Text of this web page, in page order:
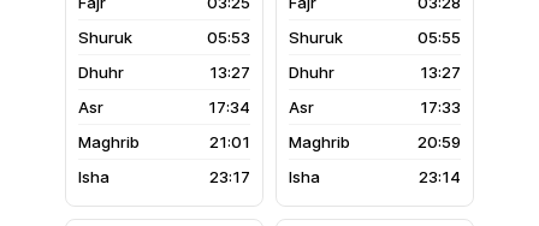
05:53
13:27
17:34
21:01
23:17
05:55
13:27
17:33
20:59
23:14